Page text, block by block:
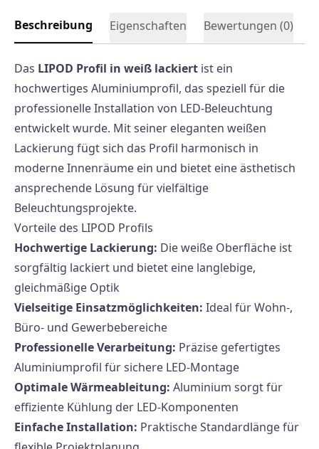
Beschreibung Eigenschaften Bewertungen (0)
Das LIPOD Profil in weiß lackiert ist ein
hochwertiges Aluminiumprofil, das speziell für die
professionelle Installation von LED-Beleuchtung
entwickelt wurde. Mit seiner eleganten weißen
Lackierung fügt sich das Profil harmonisch in
moderne Innenräume ein und bietet eine ästhetisch
ansprechende Lösung für vielfältige
Beleuchtungsprojekte.
Vorteile des LIPOD Profils
Hochwertige Lackierung: Die weiße Oberfläche ist
sorgfältig lackiert und bietet eine langlebige,
gleichmäßige Optik
Vielseitige Einsatzmöglichkeiten: Ideal für Wohn-,
Büro- und Gewerbebereiche
Professionelle Verarbeitung: Präzise gefertigtes
Aluminiumprofil für sichere LED-Montage
Optimale Wärmeableitung: Aluminium sorgt für
effiziente Kühlung der LED-Komponenten
Einfache Installation: Praktische Standardlänge für